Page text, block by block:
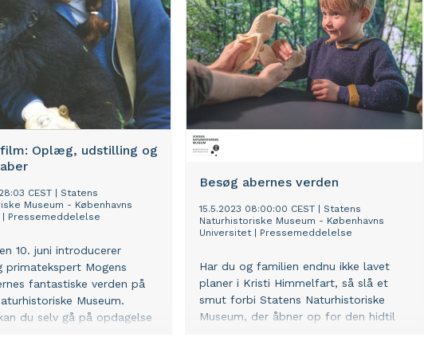
for at sætte fokus på otte
truede dyrearter.
Oplæg, udstilling og
CEST
Statens
Museum - Københavns
| Pressemeddelelse
10. juni introducerer
primatekspert Mogens
fantastiske verden på
Museum.
du selv gå på opdagelse
Besøg abernes verden
15.5.2023 08:00:00 CEST
Statens
Naturhistoriske Museum - Københavns
Universitet| Pressemeddelelse
Har du og familien endnu ikke lavet
planer i Kristi Himmelfart, så slå et
smut forbi Statens Naturhistoriske
Museum, der åbner op for den hidtil